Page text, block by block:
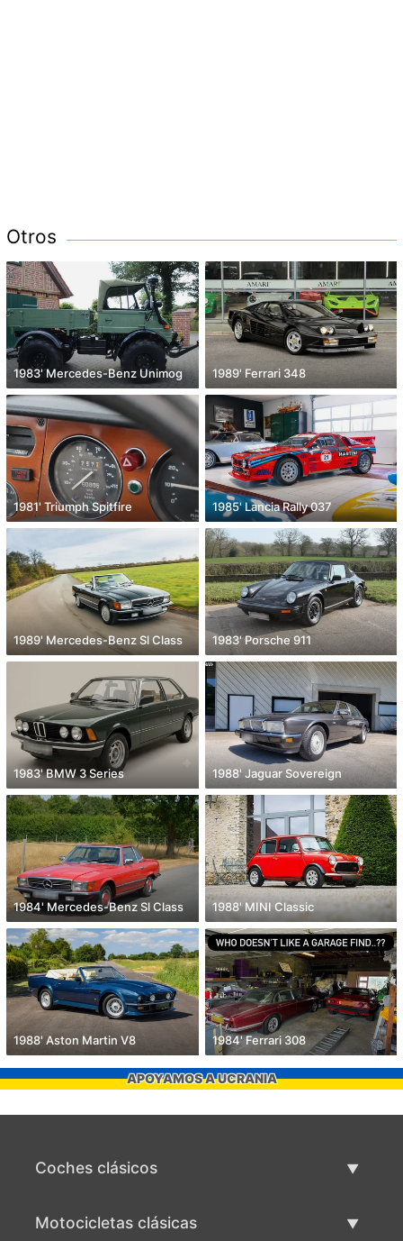
Otros
1983' Mercedes-Benz Unimog 1989' Ferrari 348
1981' Triumph Spitfire 1985' Lancia Rally 037
1989' Mercedes-Benz Sl Class 1983' Porsche 911
1983' BMW 3 Series 1988' Jaguar Sovereign
1984' Mercedes-Benz Sl Class 1988' MINI Classic
1988' Aston Martin V8 1984' Ferrari 308
APOYAMOS A UCRANIA
Coches clásicos
Motocicletas clásicas